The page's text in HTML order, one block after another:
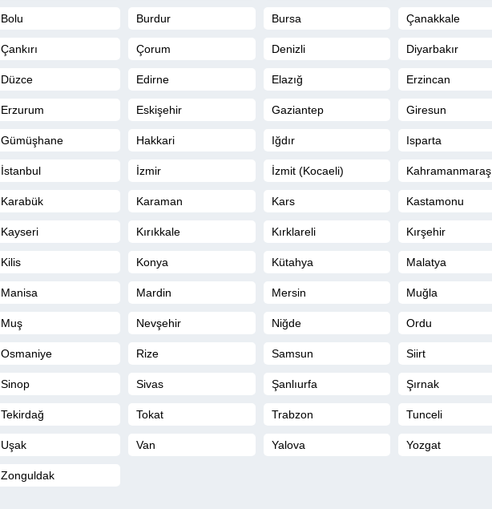
Bolu Burdur Bursa Çanakkale
Çankırı Çorum Denizli Diyarbakır
Düzce Edirne Elazığ Erzincan
Erzurum Eskişehir Gaziantep Giresun
Gümüşhane Hakkari Iğdır Isparta
İstanbul İzmir İzmit (Kocaeli) Kahramanmaraş
Karabük Karaman Kars Kastamonu
Kayseri Kırıkkale Kırklareli Kırşehir
Kilis Konya Kütahya Malatya
Manisa Mardin Mersin Muğla
Muş Nevşehir Niğde Ordu
Osmaniye Rize Samsun Siirt
Sinop Sivas Şanlıurfa Şırnak
Tekirdağ Tokat Trabzon Tunceli
Uşak Van Yalova Yozgat
Zonguldak